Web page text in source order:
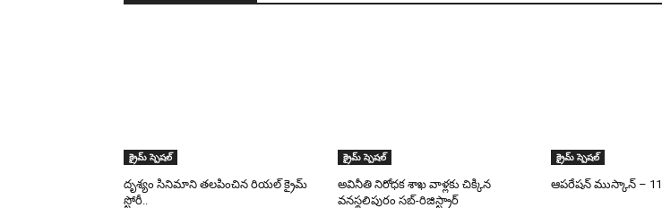
క్రైమ్ స్పెషల్
దృశ్యం సినిమాని తలపించిన రియల్ క్రైమ్
స్టోరీ..
క్రైమ్ స్పెషల్
అవినీతి నిరోధక శాఖ వాళ్లకు చిక్కిన
వనస్థలిపురం సబ్-రిజిస్ట్రార్‌
క్రైమ్ స్పెషల్
ఆపరేషన్ ముస్కాన్ – 11..